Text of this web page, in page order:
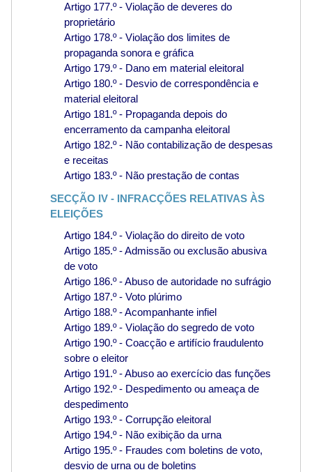
Artigo 177.º - Violação de deveres do
proprietário
Artigo 178.º - Violação dos limites de
propaganda sonora e gráfica
Artigo 179.º - Dano em material eleitoral
Artigo 180.º - Desvio de correspondência e
material eleitoral
Artigo 181.º - Propaganda depois do
encerramento da campanha eleitoral
Artigo 182.º - Não contabilização de despesas
e receitas
Artigo 183.º - Não prestação de contas
SECÇÃO IV - INFRACÇÕES RELATIVAS ÀS
ELEIÇÕES
Artigo 184.º - Violação do direito de voto
Artigo 185.º - Admissão ou exclusão abusiva
de voto
Artigo 186.º - Abuso de autoridade no sufrágio
Artigo 187.º - Voto plúrimo
Artigo 188.º - Acompanhante infiel
Artigo 189.º - Violação do segredo de voto
Artigo 190.º - Coacção e artifício fraudulento
sobre o eleitor
Artigo 191.º - Abuso ao exercício das funções
Artigo 192.º - Despedimento ou ameaça de
despedimento
Artigo 193.º - Corrupção eleitoral
Artigo 194.º - Não exibição da urna
Artigo 195.º - Fraudes com boletins de voto,
desvio de urna ou de boletins